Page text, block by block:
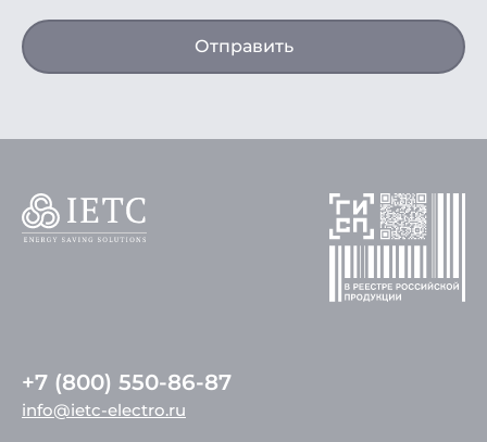
Отправить
+7 (800) 550-86-87
info@ietc-electro.ru